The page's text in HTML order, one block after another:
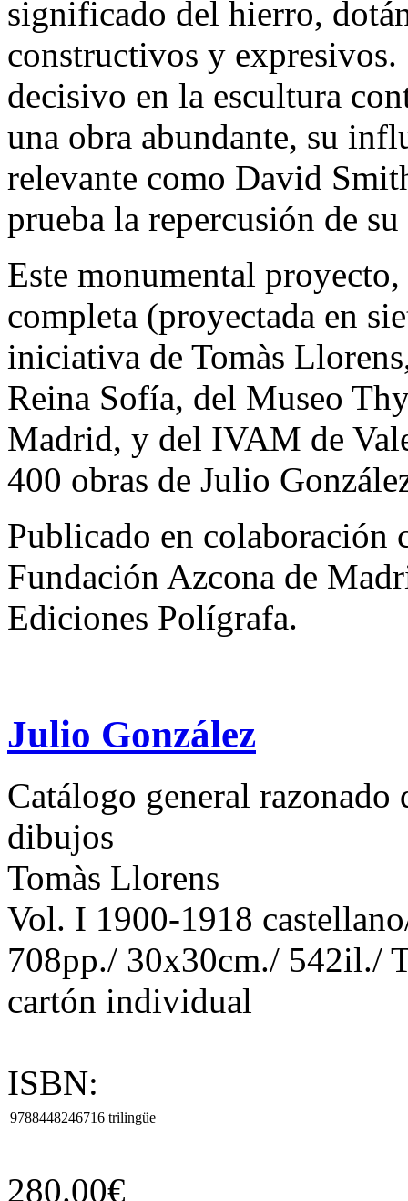
significado del hierro,
constructivos y
decisivo en la escultura
una obra abundante, su
relevante como David
prueba la repercusión de su
Este monumental
completa (proyectada en
iniciativa de Tomàs
Reina Sofía, del Museo
Madrid, y del IVAM de
400 obras de Julio
Publicado en
Fundación Azcona de
Ediciones Polígrafa.
Julio González
Catálogo general razonado
dibujos
Tomàs Llorens
Vol. I 1900-1918
708pp./ 30x30cm./ 542il./
cartón individual
ISBN:
9788448246716 trilingüe
280.00€